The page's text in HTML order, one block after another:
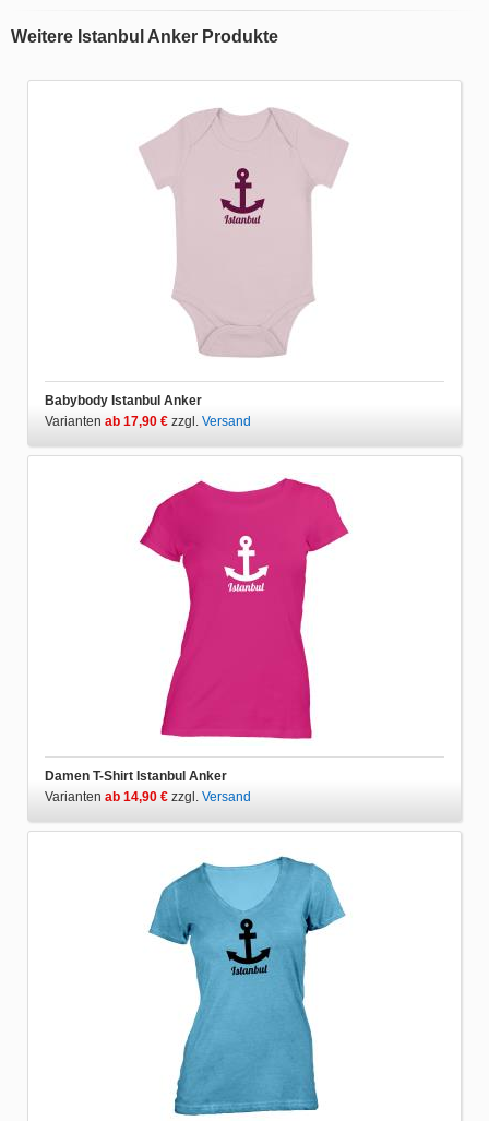
Weitere Istanbul Anker Produkte
Babybody Istanbul Anker
Varianten ab 17,90 € zzgl. Versand
Damen T-Shirt Istanbul Anker
Varianten ab 14,90 € zzgl. Versand